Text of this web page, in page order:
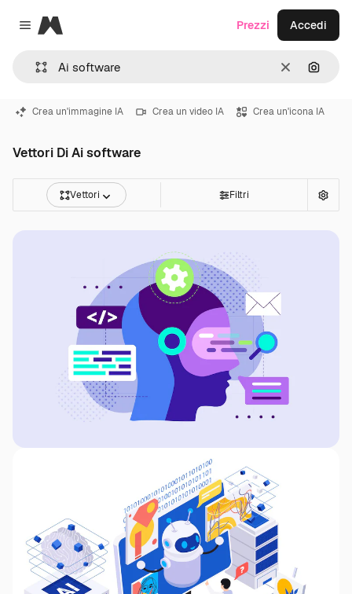
Close menu
Magnific
CancellaCerca
Prezzi Accedi
Crea un'immagine IA Crea un video IA Crea un'icona IA
Vettori Di Ai software
Vettori Filtri